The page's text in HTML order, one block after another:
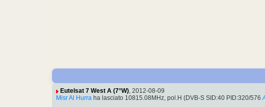
Eutelsat 7 West A (7°W), 2012-08-09
Misr Al Hurra ha lasciato 10815.08MHz, pol.H (DVB-S SID:40 PID:320/576